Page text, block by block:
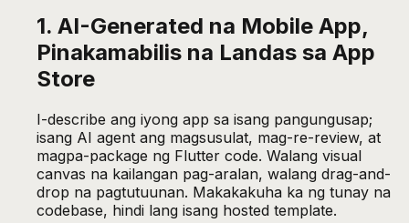
1. AI-Generated na Mobile App,
Pinakamabilis na Landas sa App
Store
I-describe ang iyong app sa isang pangungusap;
isang AI agent ang magsusulat, mag-re-review, at
magpa-package ng Flutter code. Walang visual
canvas na kailangan pag-aralan, walang drag-and-
drop na pagtutuunan. Makakakuha ka ng tunay na
codebase, hindi lang isang hosted template.